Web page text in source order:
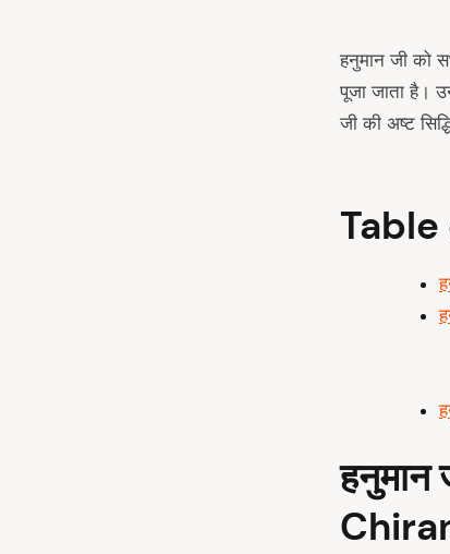
हनुमान जी को
पूजा जाता है।
जी की अष्ट
हनुमान